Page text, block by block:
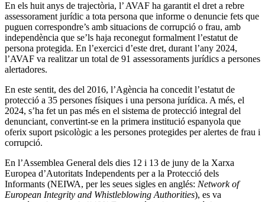
En els huit anys de trajectòria, l’ AVAF ha garantit el dret a rebre
assessorament jurídic a tota persona que informe o denuncie fets que
puguen correspondre’s amb situacions de corrupció o frau, amb
independència que se’ls haja reconegut formalment l’estatut de
persona protegida. En l’exercici d’este dret, durant l’any 2024,
l’AVAF va realitzar un total de 91 assessoraments jurídics a persones
alertadores.
En este sentit, des del 2016, l’Agència ha concedit l’estatut de
protecció a 35 persones físiques i una persona jurídica. A més, el
2024, s’ha fet un pas més en el sistema de protecció integral del
denunciant, convertint-se en la primera institució espanyola que
oferix suport psicològic a les persones protegides per alertes de frau i
corrupció.
En l’Assemblea General dels dies 12 i 13 de juny de la Xarxa
Europea d’Autoritats Independents per a la Protecció dels
Informants (NEIWA, per les seues sigles en anglés: Network of
European Integrity and Whistleblowing Authorities), es va